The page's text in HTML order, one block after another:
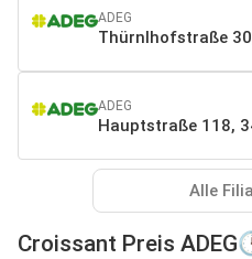
ADEG
Thürnlhofstraße
ADEG
Hauptstraße 118,
Alle
Croissant Preis